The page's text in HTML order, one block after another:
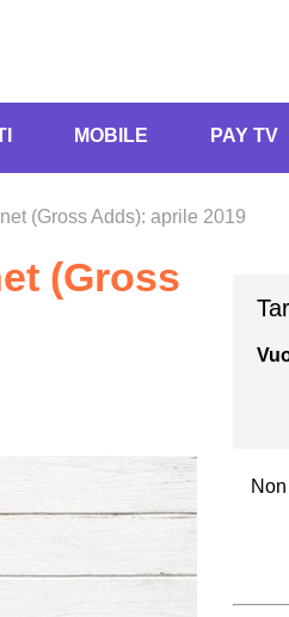
MOBILE PAY TV
(Gross Adds): aprile 2019
(Gross